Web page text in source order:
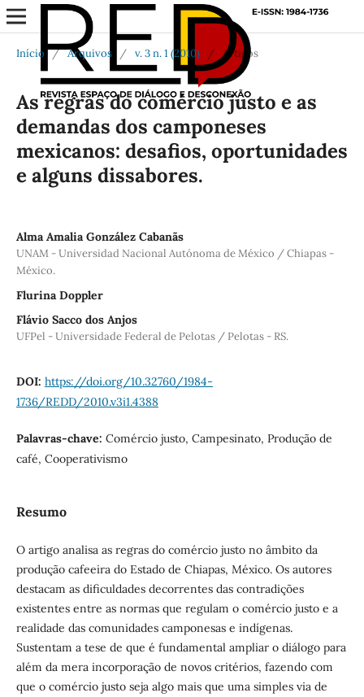
Início / Arquivos / v. 3 n. 1 (2010) / Artigos
As regras do comércio justo e as
demandas dos camponeses
mexicanos: desafios, oportunidades
e alguns dissabores.
Alma Amalia González Cabanãs
UNAM - Universidad Nacional Autónoma de México / Chiapas -
México.
Flurina Doppler
Flávio Sacco dos Anjos
UFPel - Universidade Federal de Pelotas / Pelotas - RS.
DOI: https://doi.org/10.32760/1984-
1736/REDD/2010.v3i1.4388
Palavras-chave: Comércio justo, Campesinato, Produção de
café, Cooperativismo
Resumo
O artigo analisa as regras do comércio justo no âmbito da
produção cafeeira do Estado de Chiapas, México. Os autores
destacam as dificuldades decorrentes das contradições
existentes entre as normas que regulam o comércio justo e a
realidade das comunidades camponesas e indígenas.
Sustentam a tese de que é fundamental ampliar o diálogo para
além da mera incorporação de novos critérios, fazendo com
que o comércio justo seja algo mais que uma simples via de